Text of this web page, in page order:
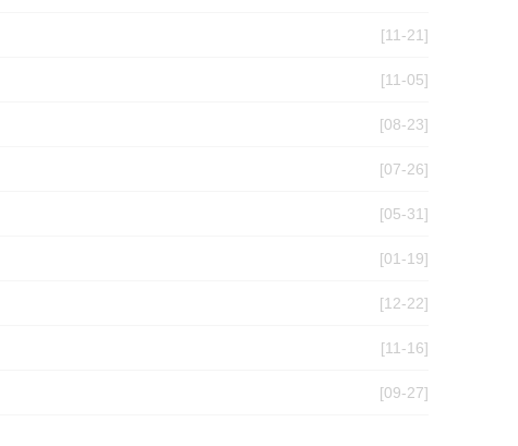
[11-21]
[11-05]
[08-23]
[07-26]
[05-31]
[01-19]
[12-22]
[11-16]
[09-27]